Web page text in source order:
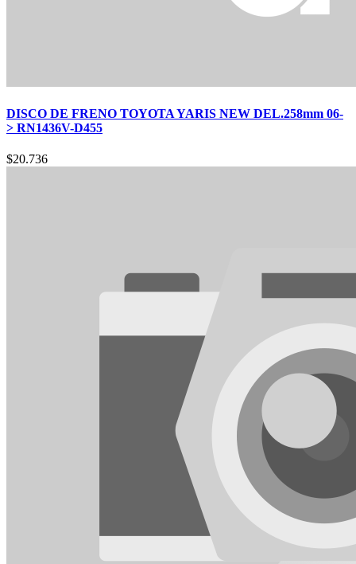
DISCO DE FRENO TOYOTA YARIS NEW DEL.258mm 06-
> RN1436V-D455
$20.736